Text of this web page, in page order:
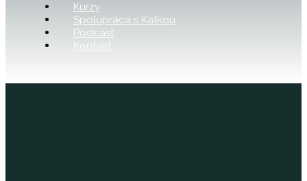
Kurzy
Spolupráca s Katkou
Podcast
Kontakt